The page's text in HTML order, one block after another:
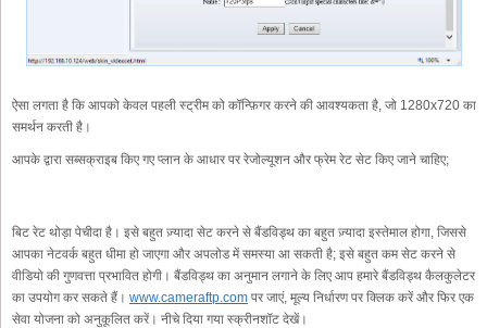
ऐसा लगता है कि आपको केवल पहली स्ट्रीम को कॉन्फ़िगर करने की आवश्यकता है, जो 1280x720 का
समर्थन करती है।
आपके द्वारा सब्सक्राइब किए गए प्लान के आधार पर रेजोल्यूशन और फ्रेम रेट सेट किए जाने चाहिए;
बिट रेट थोड़ा पेचीदा है। इसे बहुत ज़्यादा सेट करने से बैंडविड्थ का बहुत ज़्यादा इस्तेमाल होगा, जिससे
आपका नेटवर्क बहुत धीमा हो जाएगा और अपलोड में समस्या आ सकती है; इसे बहुत कम सेट करने से
वीडियो की गुणवत्ता प्रभावित होगी। बैंडविड्थ का अनुमान लगाने के लिए आप हमारे बैंडविड्थ कैलकुलेटर
का उपयोग कर सकते हैं। www.cameraftp.com पर जाएं, मूल्य निर्धारण पर क्लिक करें और फिर एक
सेवा योजना को अनुकूलित करें। नीचे दिया गया स्क्रीनशॉट देखें।